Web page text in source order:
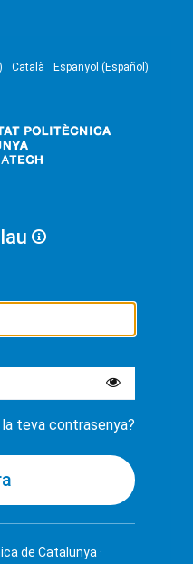
Català Espanyol (Español)
teva contrasenya?
de Catalunya ·